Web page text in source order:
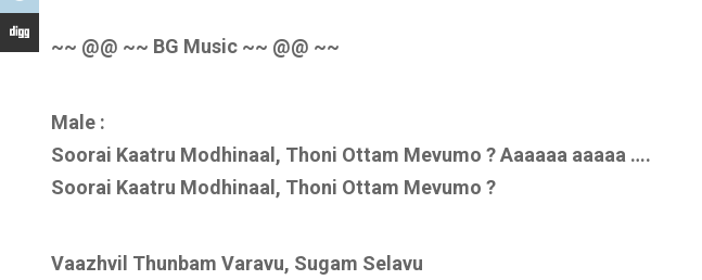
~~ @@ ~~ BG Music ~~ @@ ~~
Male :
Soorai Kaatru Modhinaal, Thoni Ottam Mevumo ? Aaaaaa aaaaa ….
Soorai Kaatru Modhinaal, Thoni Ottam Mevumo ?
Vaazhvil Thunbam Varavu, Sugam Selavu